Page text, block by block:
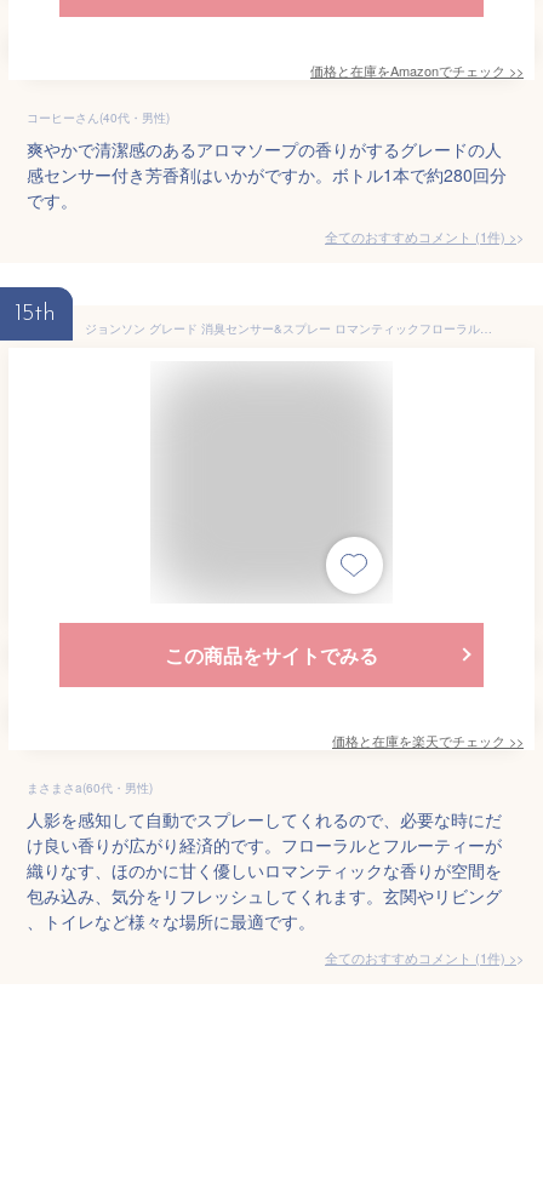
価格と在庫をAmazonでチェック >>
コーヒーさん(40代・男性)
爽やかで清潔感のあるアロマソープの香りがするグレードの人
感センサー付き芳香剤はいかがですか。ボトル1本で約280回分
です。
全てのおすすめコメント (1件) >
15th
ジョンソン グレード 消臭センサー&スプレー ロマンティックフローラル 本体 (18mL) 消臭 芳香剤 円筒形
この商品をサイトでみる
価格と在庫を楽天でチェック >>
まさまさa(60代・男性)
人影を感知して自動でスプレーしてくれるので、必要な時にだ
け良い香りが広がり経済的です。フローラルとフルーティーが
織りなす、ほのかに甘く優しいロマンティックな香りが空間を
包み込み、気分をリフレッシュしてくれます。玄関やリビング
、トイレなど様々な場所に最適です。
全てのおすすめコメント (1件) >